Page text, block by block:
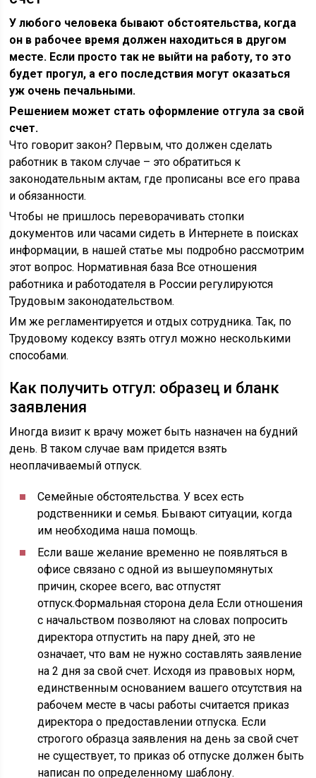
У любого человека бывают обстоятельства, когда
он в рабочее время должен находиться в другом
месте. Если просто так не выйти на работу, то это
будет прогул, а его последствия могут оказаться
уж очень печальными.
Решением может стать оформление отгула за свой
счет.
Что говорит закон? Первым, что должен сделать
работник в таком случае – это обратиться к
законодательным актам, где прописаны все его права
и обязанности.
Чтобы не пришлось переворачивать стопки
документов или часами сидеть в Интернете в поисках
информации, в нашей статье мы подробно рассмотрим
этот вопрос. Нормативная база Все отношения
работника и работодателя в России регулируются
Трудовым законодательством.
Им же регламентируется и отдых сотрудника. Так, по
Трудовому кодексу взять отгул можно несколькими
способами.
Как получить отгул: образец и бланк
заявления
Иногда визит к врачу может быть назначен на будний
день. В таком случае вам придется взять
неоплачиваемый отпуск.
Семейные обстоятельства. У всех есть
родственники и семья. Бывают ситуации, когда
им необходима наша помощь.
Если ваше желание временно не появляться в
офисе связано с одной из вышеупомянутых
причин, скорее всего, вас отпустят
отпуск.Формальная сторона дела Если отношения
с начальством позволяют на словах попросить
директора отпустить на пару дней, это не
означает, что вам не нужно составлять заявление
на 2 дня за свой счет. Исходя из правовых норм,
единственным основанием вашего отсутствия на
рабочем месте в часы работы считается приказ
директора о предоставлении отпуска. Если
строгого образца заявления на день за свой счет
не существует, то приказ об отпуске должен быть
написан по определенному шаблону.